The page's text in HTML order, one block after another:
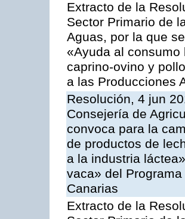
Extracto de la
Sector Primario de
Aguas, por la que
«Ayuda al
caprino-ovino y
a las Producciones
Resolución, 4 jun
Consejería de
convoca para la
de productos de
a la industria
vaca» del
Canarias
Extracto de la